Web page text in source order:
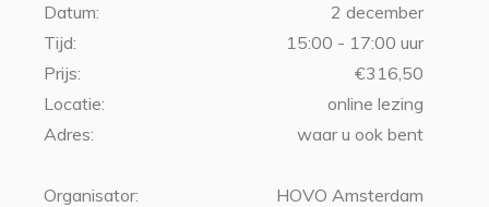
Datum:
2 december
Tijd:
15:00 - 17:00 uur
Prijs:
€316,50
Locatie:
online lezing
Adres:
waar u ook bent
Organisator: HOVO Amsterdam